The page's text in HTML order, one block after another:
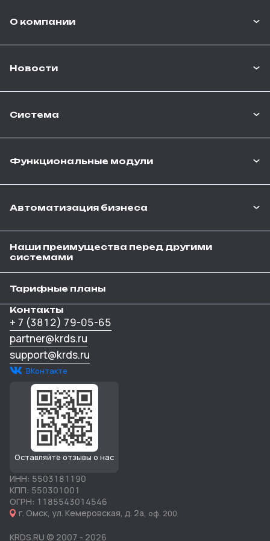
Контакты
+ 7 (3812) 79-05-65
partner@krds.ru
support@krds.ru
ВКонтакте
Оставляйте отзывы о нас
ИНН: 5503181190
КПП: 550301001
ОГРН: 1185543014546
г. Омск, ул. Кемеровская, д. 2а, оф. 200
О компании
Новости
Система
Функциональные модули
Автоматизация бизнеса
Наши преимущества перед другими
системами
Тарифные планы
KRDS.RU © 2007 - 2026